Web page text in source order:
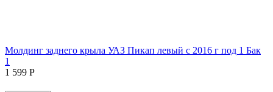
Молдинг заднего крыла УАЗ Пикап левый с 2016 г под 1 Бак
1
1 599 Р